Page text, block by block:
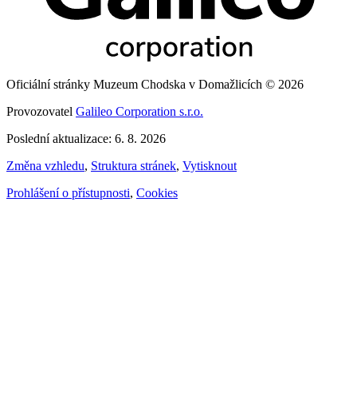
Oficiální stránky Muzeum Chodska v Domažlicích © 2026
Provozovatel Galileo Corporation s.r.o.
Poslední aktualizace: 6. 8. 2026
Změna vzhledu, Struktura stránek, Vytisknout
Prohlášení o přístupnosti, Cookies